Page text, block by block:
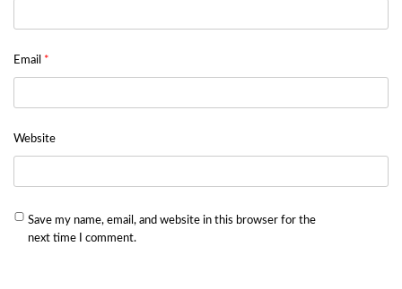
Email *
Website
Save my name, email, and website in this browser for the
next time I comment.